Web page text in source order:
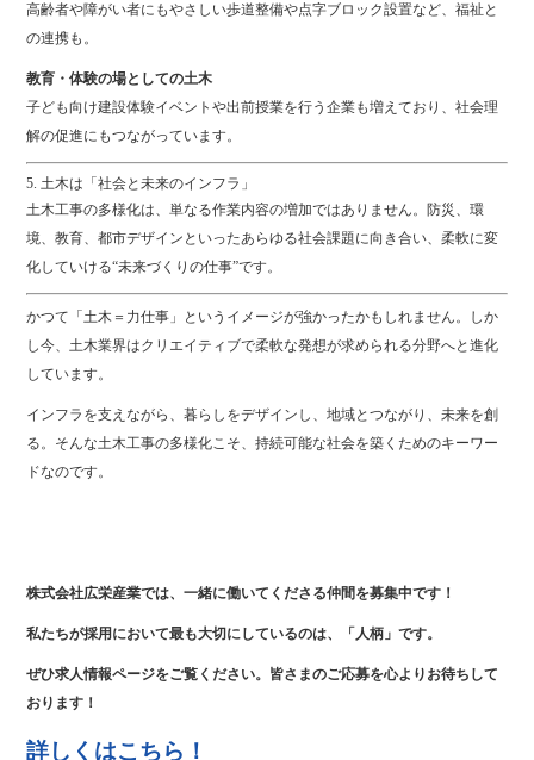
高齢者や障がい者にもやさしい歩道整備や点字ブロック設置など、福祉と
の連携も。
教育・体験の場としての土木
子ども向け建設体験イベントや出前授業を行う企業も増えており、社会理
解の促進にもつながっています。
5. 土木は「社会と未来のインフラ」
土木工事の多様化は、単なる作業内容の増加ではありません。防災、環
境、教育、都市デザインといったあらゆる社会課題に向き合い、柔軟に変
化していける“未来づくりの仕事”です。
かつて「土木＝力仕事」というイメージが強かったかもしれません。しか
し今、土木業界はクリエイティブで柔軟な発想が求められる分野へと進化
しています。
インフラを支えながら、暮らしをデザインし、地域とつながり、未来を創
る。そんな土木工事の多様化こそ、持続可能な社会を築くためのキーワー
ドなのです。
株式会社広栄産業では、一緒に働いてくださる仲間を募集中です！
私たちが採用において最も大切にしているのは、「人柄」です。
ぜひ求人情報ページをご覧ください。皆さまのご応募を心よりお待ちして
おります！
詳しくはこちら！